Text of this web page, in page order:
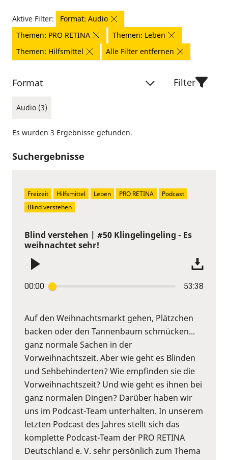
Aktive Filter:
Format: Audio
Themen: PRO RETINA
Themen: Leben
Themen: Hilfsmittel
Alle Filter entfernen
Format
Audio (3)
Filter
Es wurden 3 Ergebnisse gefunden.
Suchergebnisse
Blind verstehen | #50 Klingelingeling - Es
weihnachtet sehr!
00:00 53:38
Auf den Weihnachtsmarkt gehen, Plätzchen
backen oder den Tannenbaum schmücken...
ganz normale Sachen in der
Vorweihnachtszeit. Aber wie geht es Blinden
und Sehbehinderten? Wie empfinden sie die
Vorweihnachtszeit? Und wie geht es ihnen bei
ganz normalen Dingen? Darüber haben wir
uns im Podcast-Team unterhalten. In unserem
letzten Podcast des Jahres stellt sich das
komplette Podcast-Team der PRO RETINA
Deutschland e. V. sehr persönlich zum Thema
Freizeit Hilfsmittel Leben PRO RETINA
Podcast
Blind verstehen